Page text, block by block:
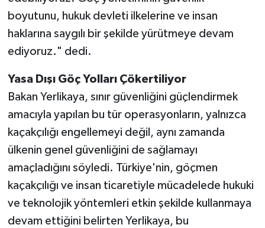
boyutunu, hukuk devleti ilkelerine ve insan
haklarına saygılı bir şekilde yürütmeye devam
ediyoruz." dedi.
Yasa Dışı Göç Yolları Çökertiliyor
Bakan Yerlikaya, sınır güvenliğini güçlendirmek
amacıyla yapılan bu tür operasyonların, yalnızca
kaçakçılığı engellemeyi değil, aynı zamanda
ülkenin genel güvenliğini de sağlamayı
amaçladığını söyledi. Türkiye'nin, göçmen
kaçakçılığı ve insan ticaretiyle mücadelede hukuki
ve teknolojik yöntemleri etkin şekilde kullanmaya
devam ettiğini belirten Yerlikaya, bu